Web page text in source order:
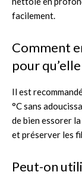
facilement.
Comment
pour
Il est
°C sans
de bien essorer
et préserver les
Peut-on